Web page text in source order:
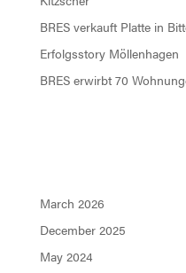
BRES verkauft Platte in
Erfolgsstory Möllenhagen
BRES erwirbt 70
March 2026
December 2025
May 2024